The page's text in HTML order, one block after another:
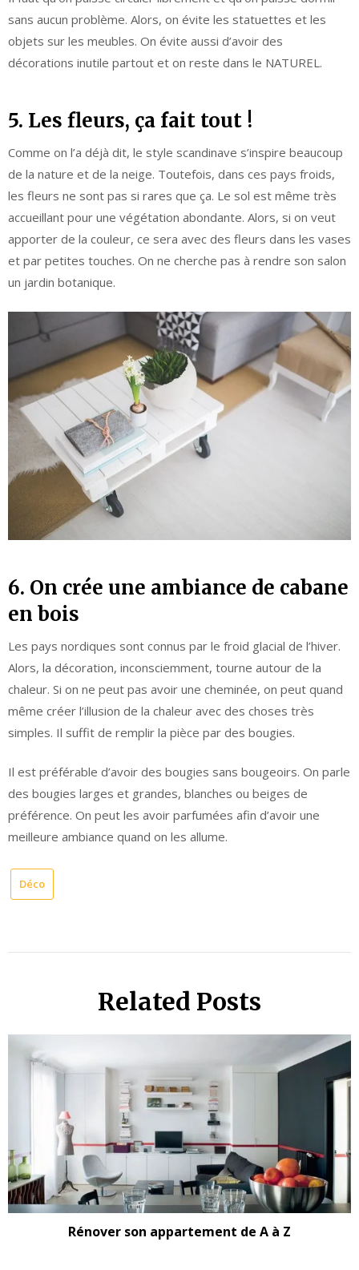
sans aucun problème. Alors, on évite les statuettes et les
objets sur les meubles. On évite aussi d’avoir des
décorations inutile partout et on reste dans le NATUREL.
5. Les fleurs, ça fait tout !
Comme on l’a déjà dit, le style scandinave s’inspire beaucoup
de la nature et de la neige. Toutefois, dans ces pays froids,
les fleurs ne sont pas si rares que ça. Le sol est même très
accueillant pour une végétation abondante. Alors, si on veut
apporter de la couleur, ce sera avec des fleurs dans les vases
et par petites touches. On ne cherche pas à rendre son salon
un jardin botanique.
6. On crée une ambiance de cabane
en bois
Les pays nordiques sont connus par le froid glacial de l’hiver.
Alors, la décoration, inconsciemment, tourne autour de la
chaleur. Si on ne peut pas avoir une cheminée, on peut quand
même créer l’illusion de la chaleur avec des choses très
simples. Il suffit de remplir la pièce par des bougies.
Il est préférable d’avoir des bougies sans bougeoirs. On parle
des bougies larges et grandes, blanches ou beiges de
préférence. On peut les avoir parfumées afin d’avoir une
meilleure ambiance quand on les allume.
Déco
Related Posts
Rénover son appartement de A à Z